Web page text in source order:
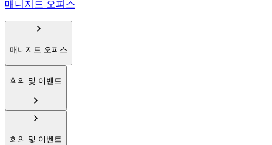
매니지드 오피스
매니지드 오피스
회의 및 이벤트
회의 및 이벤트